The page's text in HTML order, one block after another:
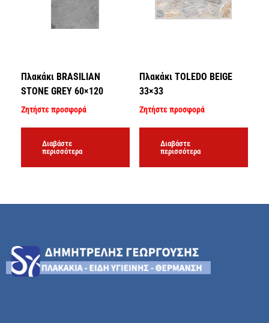
Πλακάκι BRASILIAN
STONE GREY 60×120
Ζητήστε προσφορά
Διαβάστε
περισσότερα
Πλακάκι TOLEDO BEIGE
33×33
Ζητήστε προσφορά
Διαβάστε
περισσότερα